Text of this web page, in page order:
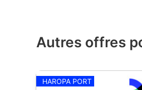
Autres offres
HAROPA PORT